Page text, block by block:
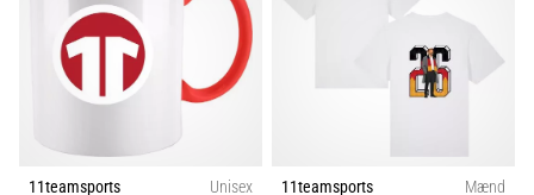
11teamsports Unisex 11teamsports Mænd